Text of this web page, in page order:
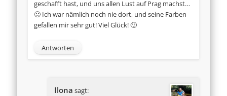
geschafft hast, und uns allen Lust auf Prag machst…
🙂 Ich war nämlich noch nie dort, und seine Farben
gefallen mir sehr gut! Viel Glück! 🙂
Antworten
Ilona sagt: